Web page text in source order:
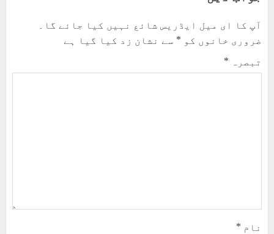
آپ کا ای میل ایڈریس شائع نہیں کیا جائے گا۔
ضروری خانوں کو * سے نشان زد کیا گیا ہے
تبصرہ *
نام *